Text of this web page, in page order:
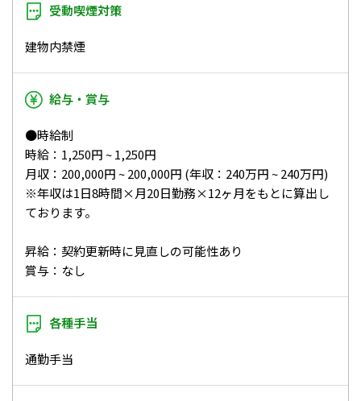
受動喫煙対策
建物内禁煙
給与・賞与
●時給制
時給：1,250円 ~ 1,250円
月収：200,000円 ~ 200,000円 (年収：240万円 ~ 240万円)
※年収は1日8時間×月20日勤務×12ヶ月をもとに算出し
ております。
昇給：契約更新時に見直しの可能性あり
賞与：なし
各種手当
通勤手当